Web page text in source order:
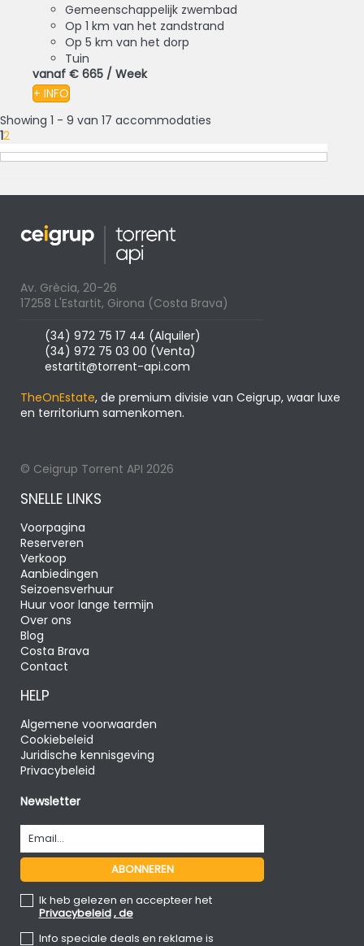
Gemeenschappelijk zwembad
Op 1 km van het zandstrand
Op 5 km van het dorp
Tuin
vanaf € 665 / Week
+ INFO
Showing 1 - 9 van 17 accommodaties
12
Av. Grècia, 20-26
17258 L'Estartit, Girona (Costa Brava)
(34) 972 75 17 44 (Alquiler)
(34) 972 75 03 00 (Venta)
estartit@torrent-api.com
TheOnEstate, de premium divisie van Ceigrup, waar luxe
en territorium samenkomen.
© Ceigrup Torrent API 2026
SNELLE LINKS
Voorpagina
Reserveren
Verkoop
Aanbiedingen
Seizoensverhuur
Huur voor lange termijn
Over ons
Blog
Costa Brava
Contact
HELP
Algemene voorwaarden
Cookiebeleid
Juridische kennisgeving
Privacybeleid
Newsletter
Ik heb gelezen en accepteer het
Privacybeleid, de
Info speciale deals en reklame is